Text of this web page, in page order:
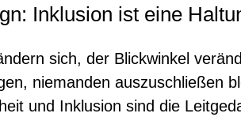
Inklusion ist eine
sich, der Blickwinkel
niemanden auszuschließen
und Inklusion sind die